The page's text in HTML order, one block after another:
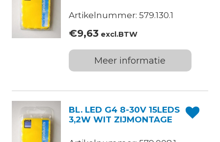
Artikelnummer: 579.130.1
€9,63excl.BTW
Meer informatie
BL. LED G4 8-30V 15LEDS
3,2W WIT ZIJMONTAGE